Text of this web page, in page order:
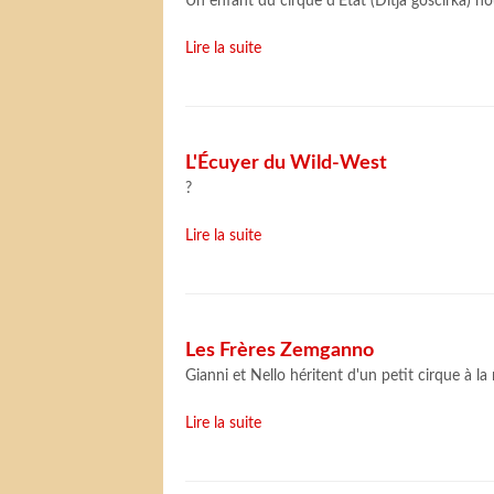
Lire la suite
L'Écuyer du Wild-West
?
Lire la suite
Les Frères Zemganno
Gianni et Nello héritent d'un petit cirque à la
Lire la suite